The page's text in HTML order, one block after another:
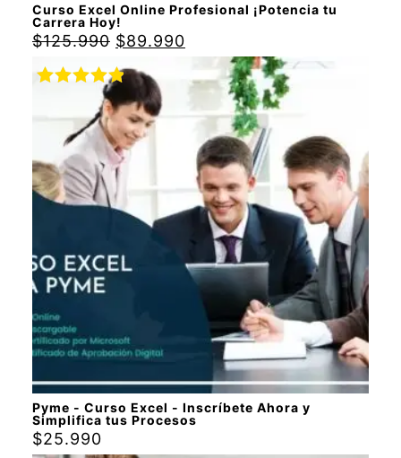
Curso Excel Online Profesional ¡Potencia tu
Carrera Hoy!
$125.990 $89.990
Pyme - Curso Excel - Inscríbete Ahora y
Simplifica tus Procesos
Valorado
con5.00de
$25.990